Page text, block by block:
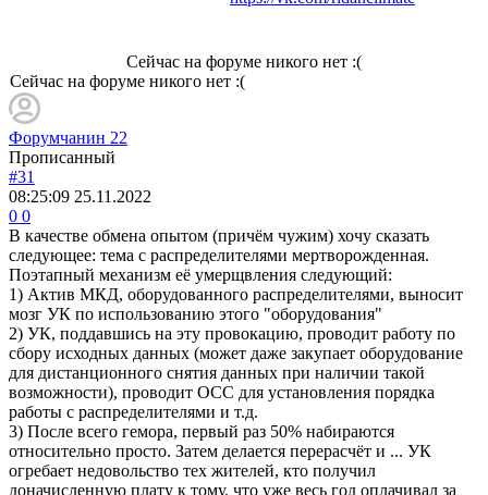
Сейчас на форуме никого нет :(
Сейчас на форуме никого нет :(
Форумчанин 22
Прописанный
#31
08:25:09 25.11.2022
0 0
В качестве обмена опытом (причём чужим) хочу сказать
следующее: тема с распределителями мертворожденная.
Поэтапный механизм её умерщвления следующий:
1) Актив МКД, оборудованного распределителями, выносит
мозг УК по использованию этого "оборудования"
2) УК, поддавшись на эту провокацию, проводит работу по
сбору исходных данных (может даже закупает оборудование
для дистанционного снятия данных при наличии такой
возможности), проводит ОСС для установления порядка
работы с распределителями и т.д.
3) После всего гемора, первый раз 50% набираются
относительно просто. Затем делается перерасчёт и ... УК
огребает недовольство тех жителей, кто получил
доначисленную плату к тому, что уже весь год оплачивал за